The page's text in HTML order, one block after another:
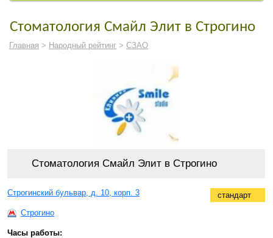
Стоматология Смайл Элит в Строгино
Главная > Народный рейтинг > СЗАО
Стоматология Смайл Элит в Строгино
стандарт
Строгинский бульвар, д. 10, корп. 3
Строгино
Часы работы: